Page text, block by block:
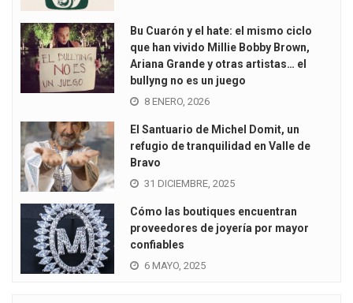
Bu Cuarón y el hate: el mismo ciclo
que han vivido Millie Bobby Brown,
Ariana Grande y otras artistas… el
bullyng no es un juego
8 ENERO, 2026
El Santuario de Michel Domit, un
refugio de tranquilidad en Valle de
Bravo
31 DICIEMBRE, 2025
Cómo las boutiques encuentran
proveedores de joyería por mayor
confiables
6 MAYO, 2025